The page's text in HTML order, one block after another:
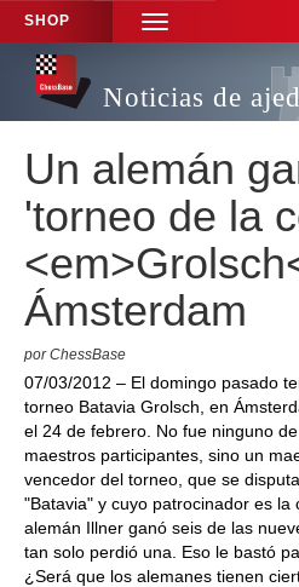
SHOP
TOGGLE
NAVIGATION
Noticias de
Un alemán
'torneo de la
Ámsterdam
por ChessBase
07/03/2012 – El domingo pasado
torneo Batavia Grolsch, en
el 24 de febrero. No fue ninguno
maestros participantes, sino un
vencedor del torneo, que se
"Batavia" y cuyo patrocinador es la
alemán Illner ganó seis de las
tan solo perdió una. Eso le bastó
¿Será que los alemanes tienen